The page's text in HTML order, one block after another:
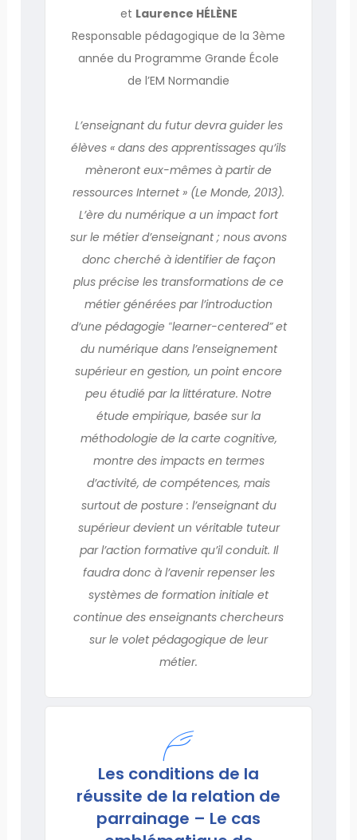
et Laurence HÉLÈNE
Responsable pédagogique de la 3ème
année du Programme Grande École
de l’EM Normandie
L’enseignant du futur devra guider les
élèves « dans des apprentissages qu’ils
mèneront eux-mêmes à partir de
ressources Internet » (Le Monde, 2013).
L’ère du numérique a un impact fort
sur le métier d’enseignant ; nous avons
donc cherché à identifier de façon
plus précise les transformations de ce
métier générées par l’introduction
d’une pédagogie ‟learner-centered” et
du numérique dans l’enseignement
supérieur en gestion, un point encore
peu étudié par la littérature. Notre
étude empirique, basée sur la
méthodologie de la carte cognitive,
montre des impacts en termes
d’activité, de compétences, mais
surtout de posture : l’enseignant du
supérieur devient un véritable tuteur
par l’action formative qu’il conduit. Il
faudra donc à l’avenir repenser les
systèmes de formation initiale et
continue des enseignants chercheurs
sur le volet pédagogique de leur
métier.
Les conditions de la
réussite de la relation de
parrainage – Le cas